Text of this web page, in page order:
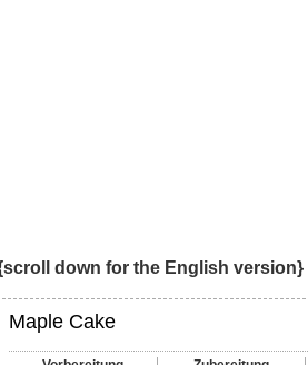
down for the English version}
Maple Cake